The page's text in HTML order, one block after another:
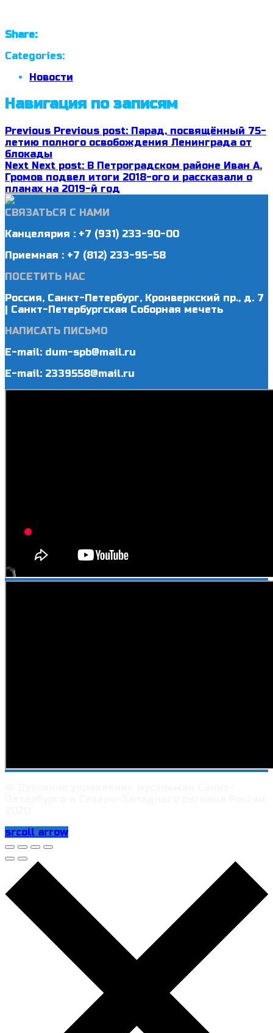
Share:
Categories:
Новости
Навигация по записям
Previous Previous post: Парад, посвящённый 75-
летию полного освобождения Ленинграда от
блокады
Next Next post: В Петроградском районе Иван А.
Громов подвел итоги 2018-ого и рассказали о
планах на 2019-й год
СВЯЗАТЬСЯ С НАМИ
Канцелярия : +7 (931) 233-90-00
Приемная : +7 (812) 233-95-58
ПОСЕТИТЬ НАС
Россия, Санкт-Петербург, Кронверкский пр., д. 7
| Санкт-Петербургская Соборная мечеть
НАПИСАТЬ ПИСЬМО
E-mail: dum-spb@mail.ru
E-mail: 2339558@mail.ru
srcoll arrow